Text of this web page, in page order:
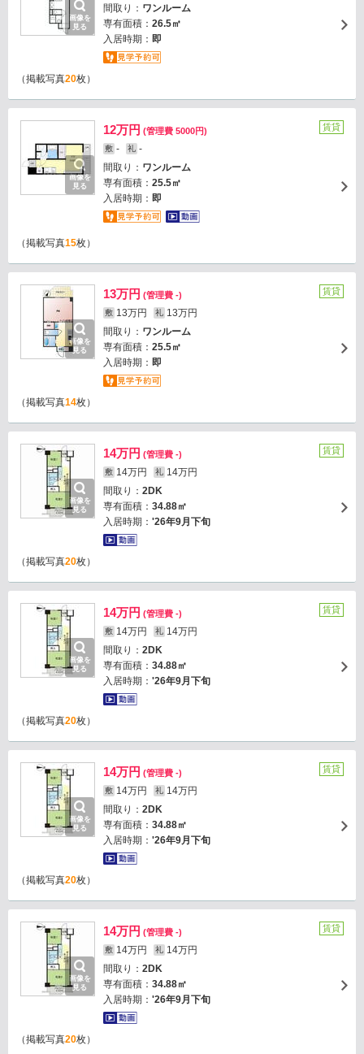
画像を
見る
間取り： ワンルーム
専有面積： 26.5㎡
入居時期： 即
（掲載写真20枚）
画像を
見る
12万円 (管理費 5000円)
敷 - 礼 -
間取り： ワンルーム
専有面積： 25.5㎡
入居時期： 即
賃貸
（掲載写真15枚）
画像を
見る
13万円 (管理費 -)
敷 13万円 礼 13万円
間取り： ワンルーム
専有面積： 25.5㎡
入居時期： 即
賃貸
（掲載写真14枚）
画像を
見る
14万円 (管理費 -)
敷 14万円 礼 14万円
間取り： 2DK
専有面積： 34.88㎡
入居時期： '26年9月下旬
賃貸
（掲載写真20枚）
画像を
見る
14万円 (管理費 -)
敷 14万円 礼 14万円
間取り： 2DK
専有面積： 34.88㎡
入居時期： '26年9月下旬
賃貸
（掲載写真20枚）
画像を
見る
14万円 (管理費 -)
敷 14万円 礼 14万円
間取り： 2DK
専有面積： 34.88㎡
入居時期： '26年9月下旬
賃貸
（掲載写真20枚）
画像を
見る
14万円 (管理費 -)
敷 14万円 礼 14万円
間取り： 2DK
専有面積： 34.88㎡
入居時期： '26年9月下旬
賃貸
（掲載写真20枚）